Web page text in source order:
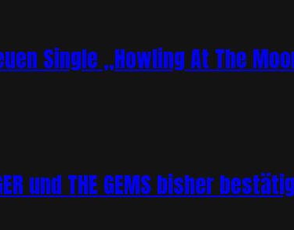
Single „Howling At The
und THE GEMS bisher